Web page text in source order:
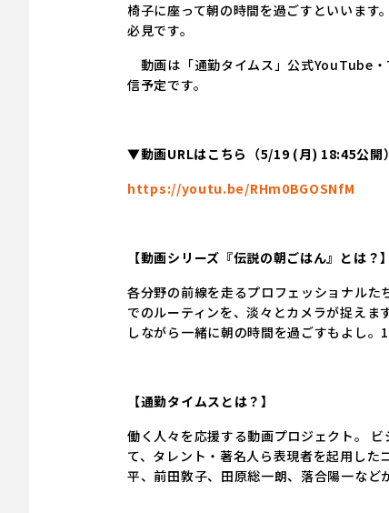
椅子に座って朝の時間を過ごすといいま
必見です。
動画は「通勤タイムス」公式YouTube
信予定です。
▼動画URLはこちら（5/19 (月) 18:45公開）
https://youtu.be/RHm0BGOSNfM
【動画シリーズ『伝説の朝ごはん』とは？】
各分野の前線を走るプロフェッショナル
でのルーティンを、淡々とカメラが捉え
しながら一緒に朝の時間を過ごすもよし。
【通勤タイムスとは？】
働く人々を応援する動画プロジェクト。
て、タレント・著名人ら表現者を起用した
平、前田敦子、田原総一朗、落合陽一など